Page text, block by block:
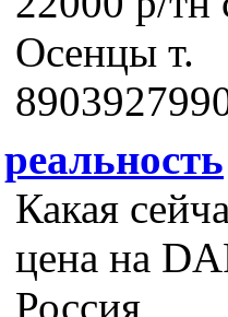
Осенцы т.
реальность
Какая
цена на
Россия